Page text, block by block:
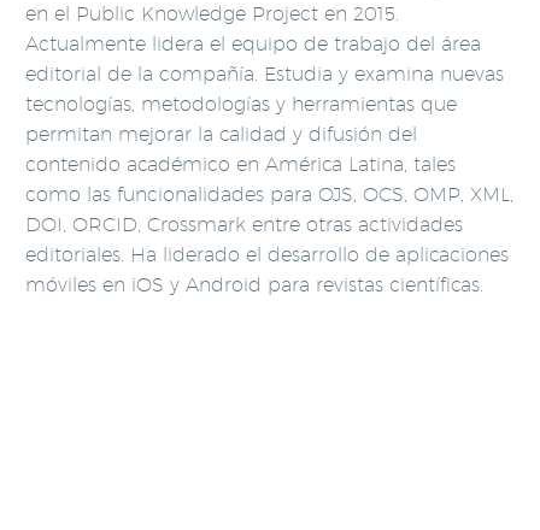
en el Public Knowledge Project en 2015.
Actualmente lidera el equipo de trabajo del área
editorial de la compañía. Estudia y examina nuevas
tecnologías, metodologías y herramientas que
permitan mejorar la calidad y difusión del
contenido académico en América Latina, tales
como las funcionalidades para OJS, OCS, OMP, XML,
DOI, ORCID, Crossmark entre otras actividades
editoriales. Ha liderado el desarrollo de aplicaciones
móviles en iOS y Android para revistas científicas.